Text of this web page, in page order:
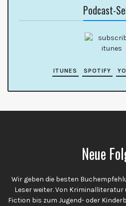
Podcast-
ITUNES SPOTIFY
Neue
Wir geben die besten
Leser weiter. Von
Fiction bis zum Jugend- oder